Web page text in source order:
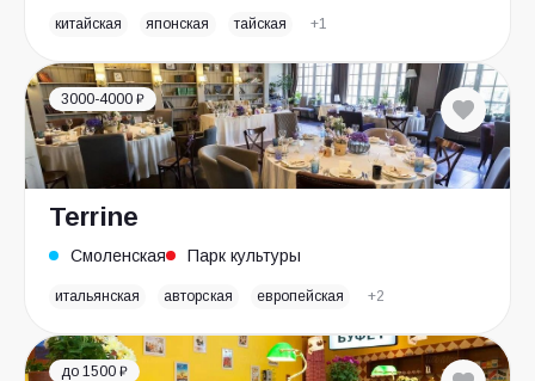
китайская японская тайская +1
3000-4000 ₽
Terrine
Смоленская Парк культуры
итальянская авторская европейская +2
до 1500 ₽